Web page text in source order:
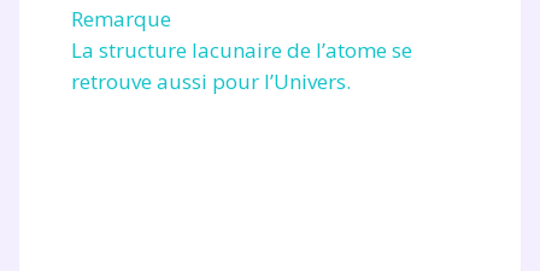
Remarque
La structure lacunaire de l’atome se
retrouve aussi pour l’Univers.
vidéo